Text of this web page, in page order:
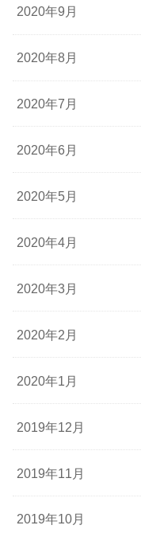
2020年9月
2020年8月
2020年7月
2020年6月
2020年5月
2020年4月
2020年3月
2020年2月
2020年1月
2019年12月
2019年11月
2019年10月